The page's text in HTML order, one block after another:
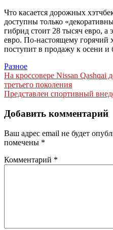
Что касается дорожных
доступны только
гибрид стоит 28 тысяч евро,
евро. По-настоящему горячий
поступит в продажу к осени и
Разное
Навигация
по
На кроссовере Nissan Qashqai
третьего поколения
Представлен спортивный
Добавить комментарий
Ваш адрес email не будет
помечены *
Комментарий *